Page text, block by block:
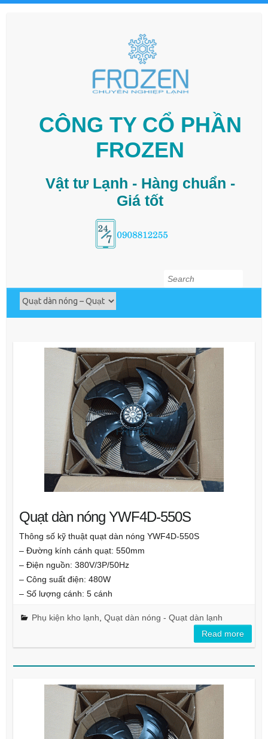
CÔNG TY CỔ PHẦN
FROZEN
Vật tư Lạnh - Hàng chuẩn -
Giá tốt
Search
Quạt dàn nóng YWF4D-550S
Thông số kỹ thuật quạt dàn nóng YWF4D-550S
– Đường kính cánh quạt: 550mm
– Điện nguồn: 380V/3P/50Hz
– Công suất điện: 480W
– Số lượng cánh: 5 cánh
Phụ kiện kho lạnh Quạt dàn nóng - Quạt dàn lạnh
Read more